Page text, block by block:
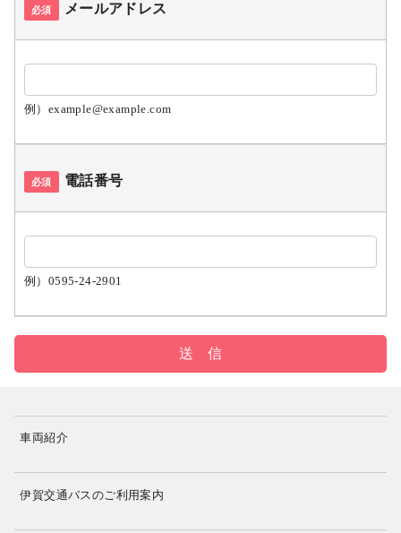
必須 メールアドレス
例）example@example.com
必須 電話番号
例）0595-24-2901
車両紹介
伊賀交通バスのご利用案内